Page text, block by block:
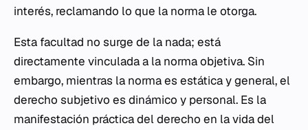
interés, reclamando lo que la norma le otorga.
Esta facultad no surge de la nada; está
directamente vinculada a la norma objetiva. Sin
embargo, mientras la norma es estática y general, el
derecho subjetivo es dinámico y personal. Es la
manifestación práctica del derecho en la vida del